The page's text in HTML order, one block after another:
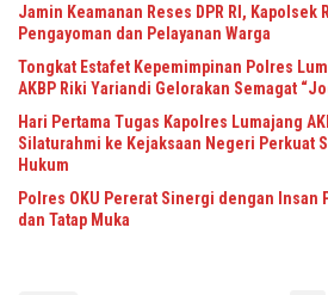
Jamin Keamanan Reses DPR RI, Kapolsek
Pengayoman dan Pelayanan Warga
Tongkat Estafet Kepemimpinan Polres
AKBP Riki Yariandi Gelorakan Semagat
Hari Pertama Tugas Kapolres Lumajang
Silaturahmi ke Kejaksaan Negeri Perkuat
Hukum
Polres OKU Pererat Sinergi dengan Insan
dan Tatap Muka